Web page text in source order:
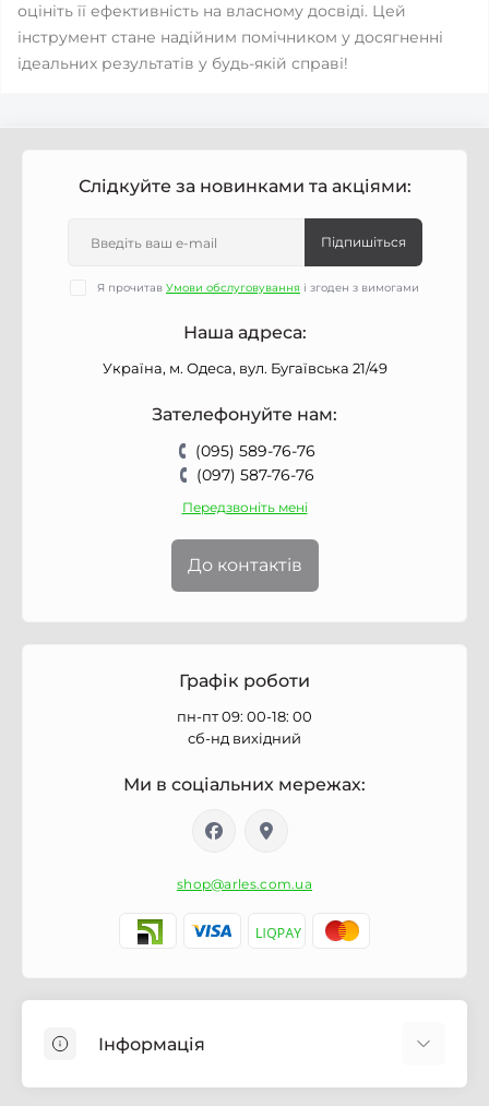
оцініть її ефективність на власному досвіді. Цей
інструмент стане надійним помічником у досягненні
ідеальних результатів у будь-якій справі!
Слідкуйте за новинками та акціями:
Підпишіться
Я прочитав Умови обслуговування і згоден з вимогами
Наша адреса:
Україна, м. Одеса, вул. Бугаївська 21/49
Зателефонуйте нам:
(095) 589-76-76
(097) 587-76-76
Передзвоніть мені
До контактів
Графік роботи
пн-пт 09: 00-18: 00
сб-нд вихідний
Ми в соціальних мережах:
shop@arles.com.ua
Інформація